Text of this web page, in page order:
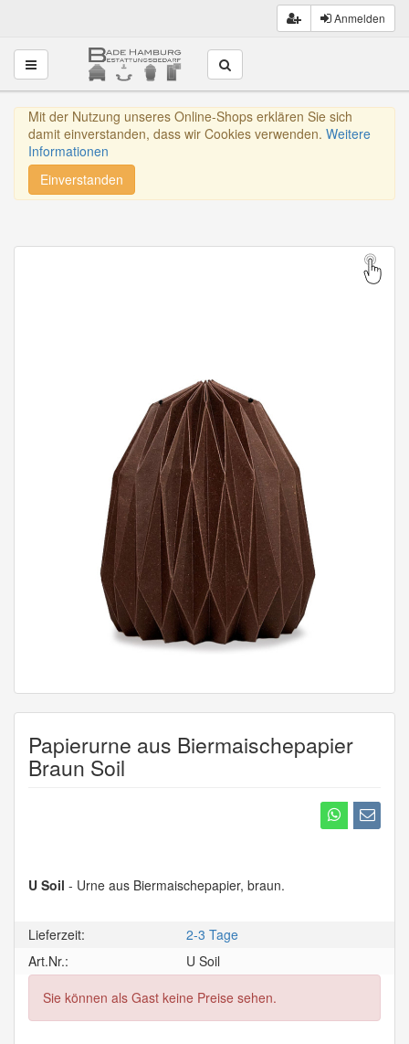
Anmelden
Toggle navigation
Mit der Nutzung unseres Online-Shops erklären Sie sich
damit einverstanden, dass wir Cookies verwenden. Weitere
Informationen
Einverstanden
Papierurne aus Biermaischepapier
Braun Soil
U Soil - Urne aus Biermaischepapier, braun.
Lieferzeit:
2-3 Tage
Art.Nr.:
U Soil
Sie können als Gast keine Preise sehen.